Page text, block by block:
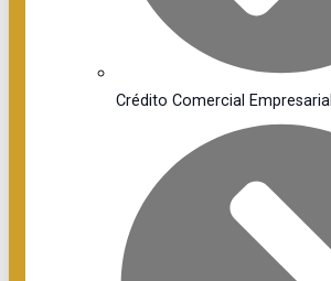
Crédito Comercial Empresarial